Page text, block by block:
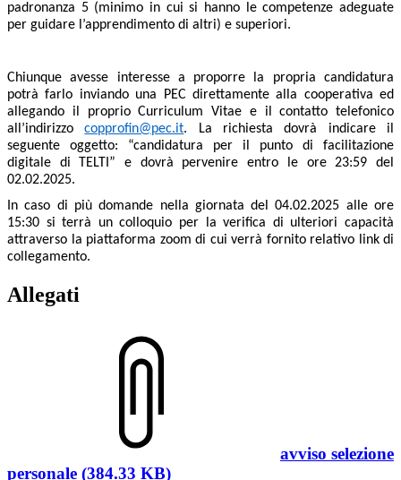
padronanza 5 (minimo in cui si hanno le competenze adeguate
per guidare l’apprendimento di altri) e superiori.
Chiunque avesse interesse a proporre la propria candidatura
potrà farlo inviando una PEC direttamente alla cooperativa ed
allegando il proprio Curriculum Vitae e il contatto telefonico
all’indirizzocopprofin@pec.it. La richiesta dovrà indicare il
seguente oggetto: “candidatura per il punto di facilitazione
digitale di TELTI” e dovrà pervenire entro le ore 23:59 del
02.02.2025.
In caso di più domande nella giornata del 04.02.2025 alle ore
15:30 si terrà un colloquio per la verifica di ulteriori capacità
attraverso la piattaforma zoom di cui verrà fornito relativo link di
collegamento.
Allegati
avviso selezione
personale (384.33 KB)